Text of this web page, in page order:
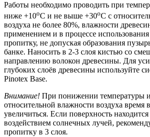
Работы необходимо проводить при
ниже +10oC и не выше +30oC с
воздуха не более 80%, влажности
применением и в процессе
пропитку, не допуская образования
банке. Наносить в 2-3 слоя кистью со
направлению волокон древесины. Для
глубоких слоёв древесины используйте
Pinotex Base.
Внимание! При понижении температуры
относительной влажности воздуха
увеличиться. Если поверхность
воздействием солнечных лучей,
пропитку в 3 слоя.